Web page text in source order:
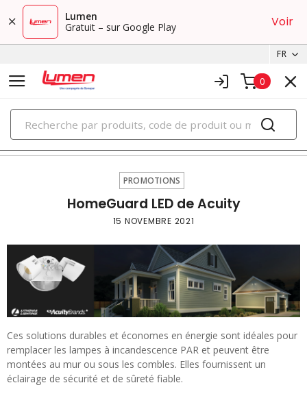
Lumen
Gratuit – sur Google Play
Voir
FR
0
PRODUITS
Promotions
PROMOTIONS
HomeGuard LED de Acuity
15 NOVEMBRE 2021
Ces solutions durables et économes en énergie sont idéales pour
remplacer les lampes à incandescence PAR et peuvent être
montées au mur ou sous les combles. Elles fournissent un
éclairage de sécurité et de sûreté fiable.